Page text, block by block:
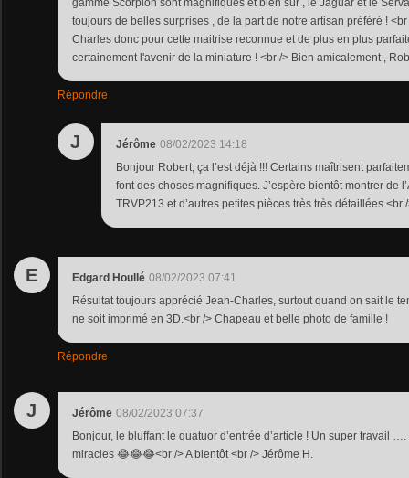
gamme Scorpion sont magnifiques et bien sûr , le Jaguar et le
toujours de belles surprises , de la part de notre artisan préféré !
Charles donc pour cette maitrise reconnue et de plus en plus
certainement l'avenir de la miniature ! <br /> Bien amicalement ,
Répondre
J Jérôme 08/02/2023 14:18
Bonjour Robert, ça l’est déjà !!! Certains maîtrisent
font des choses magnifiques. J’espère bientôt montrer de
TRVP213 et d’autres petites pièces très très détaillées.<br
E Edgard Houllé 08/02/2023 07:41
Résultat toujours apprécié Jean-Charles, surtout quand on sait le
ne soit imprimé en 3D.<br /> Chapeau et belle photo de famille !
Répondre
J Jérôme 08/02/2023 07:37
Bonjour, le bluffant le quatuor d’entrée d’article ! Un super travail
miracles 😂😂😂<br /> A bientôt <br /> Jérôme H.